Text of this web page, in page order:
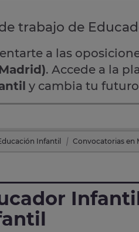
trabajo de
a las
. Accede a la
y cambia tu
Infantil Convocatorias en